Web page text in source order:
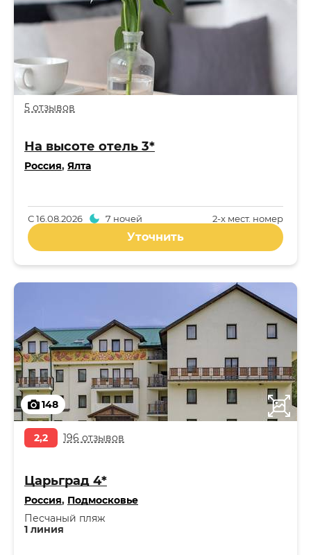
5 отзывов
На высоте отель 3*
Россия, Ялта
2-x мест. номер
С16.08.2026 7 ночей
Уточнить
148
2,2 196 отзывов
Царьград 4*
Россия, Подмосковье
1 линия
Песчаный пляж